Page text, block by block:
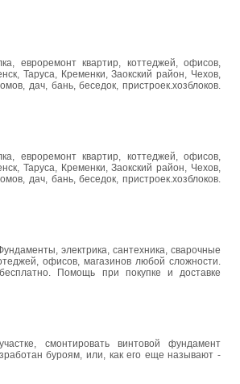
евроремонт квартир, коттеджей, офисов,
Таруса, Кременки, Заокский район, Чехов,
дач, бань, беседок, пристроек.хозблоков.
евроремонт квартир, коттеджей, офисов,
Таруса, Кременки, Заокский район, Чехов,
дач, бань, беседок, пристроек.хозблоков.
электрика, сантехника, сварочные
офисов, магазинов любой сложности.
Помощь при покупке и доставке
смонтировать винтовой фундамент
буроям, или, как его еще называют -